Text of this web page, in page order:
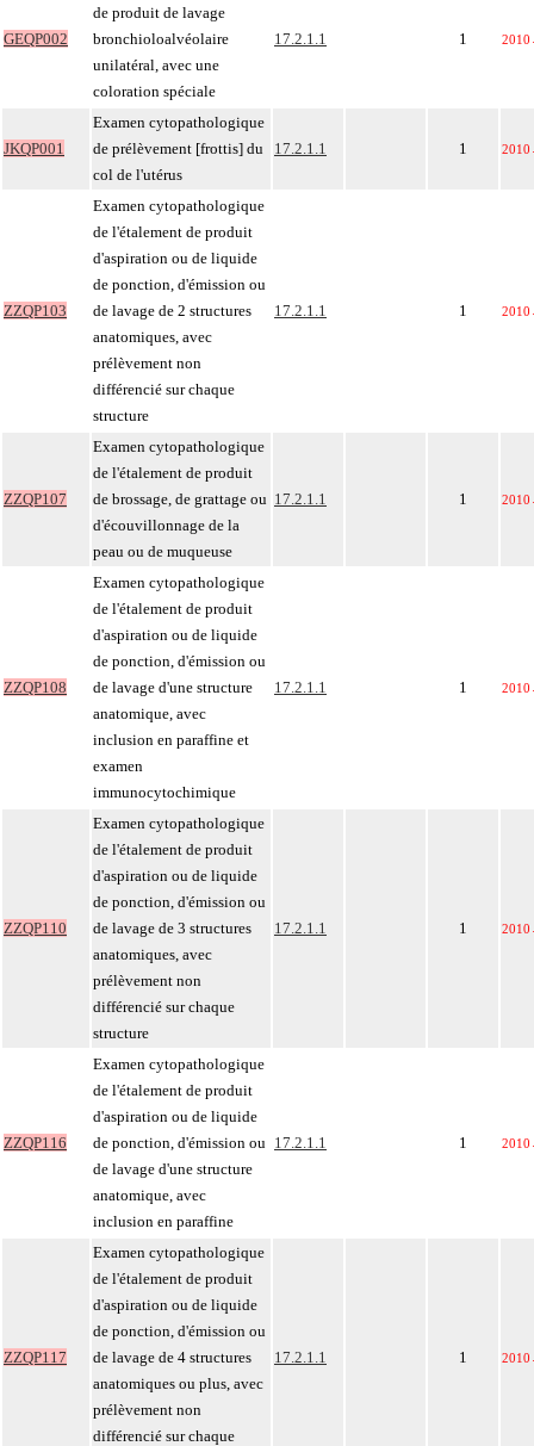
GEQP002
de produit de lavage
bronchioloalvéolaire
unilatéral, avec une
coloration spéciale
17.2.1.1 1 2010
JKQP001
Examen cytopathologique
de prélèvement [frottis] du
col de l'utérus
17.2.1.1 1 2010
ZZQP103
Examen cytopathologique
de l'étalement de produit
d'aspiration ou de liquide
de ponction, d'émission ou
de lavage de 2 structures
anatomiques, avec
prélèvement non
différencié sur chaque
structure
17.2.1.1 1 2010
ZZQP107
Examen cytopathologique
de l'étalement de produit
de brossage, de grattage ou
d'écouvillonnage de la
peau ou de muqueuse
17.2.1.1 1 2010
ZZQP108
Examen cytopathologique
de l'étalement de produit
d'aspiration ou de liquide
de ponction, d'émission ou
de lavage d'une structure
anatomique, avec
inclusion en paraffine et
examen
immunocytochimique
17.2.1.1 1 2010
ZZQP110
Examen cytopathologique
de l'étalement de produit
d'aspiration ou de liquide
de ponction, d'émission ou
de lavage de 3 structures
anatomiques, avec
prélèvement non
différencié sur chaque
structure
17.2.1.1 1 2010
ZZQP116
Examen cytopathologique
de l'étalement de produit
d'aspiration ou de liquide
de ponction, d'émission ou
de lavage d'une structure
anatomique, avec
inclusion en paraffine
17.2.1.1 1 2010
ZZQP117
Examen cytopathologique
de l'étalement de produit
d'aspiration ou de liquide
de ponction, d'émission ou
de lavage de 4 structures
anatomiques ou plus, avec
prélèvement non
différencié sur chaque
17.2.1.1 1 2010